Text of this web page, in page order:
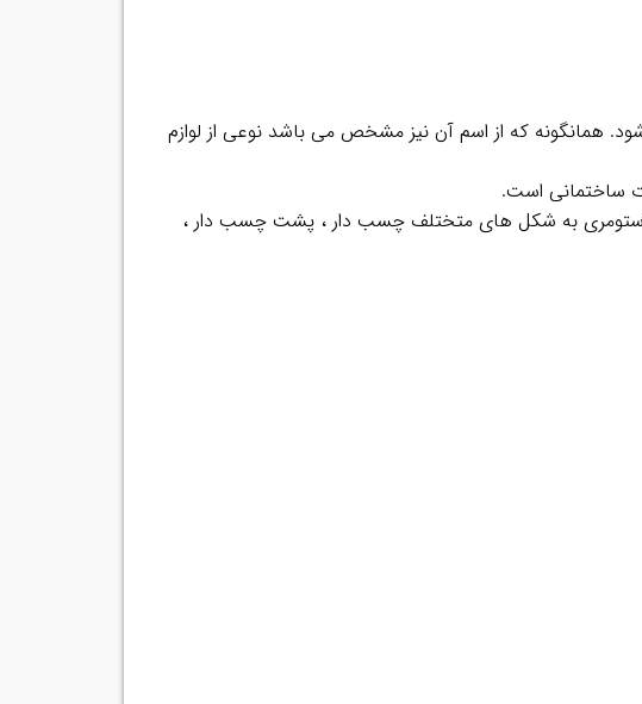
همانگونه که از اسم آن نیز مشخص می باشد نوعی از لوازم
ساختمانی است.
به شکل های متختلف چسب دار ، پشت چسب دار ،